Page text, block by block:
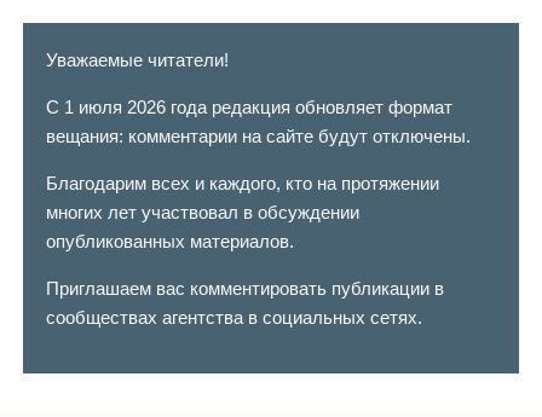
Уважаемые читатели!
С 1 июля 2026 года редакция обновляет формат
вещания: комментарии на сайте будут отключены.
Благодарим всех и каждого, кто на протяжении
многих лет участвовал в обсуждении
опубликованных материалов.
Приглашаем вас комментировать публикации в
сообществах агентства в социальных сетях.